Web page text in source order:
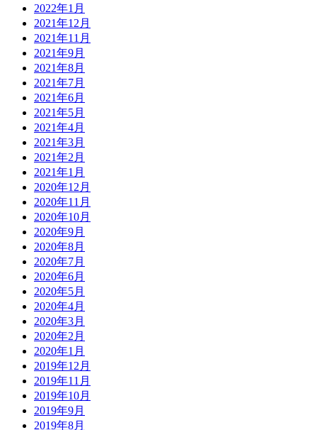
2022年1月
2021年12月
2021年11月
2021年9月
2021年8月
2021年7月
2021年6月
2021年5月
2021年4月
2021年3月
2021年2月
2021年1月
2020年12月
2020年11月
2020年10月
2020年9月
2020年8月
2020年7月
2020年6月
2020年5月
2020年4月
2020年3月
2020年2月
2020年1月
2019年12月
2019年11月
2019年10月
2019年9月
2019年8月